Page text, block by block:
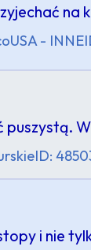
na
USA - INNE
ID:
i nie